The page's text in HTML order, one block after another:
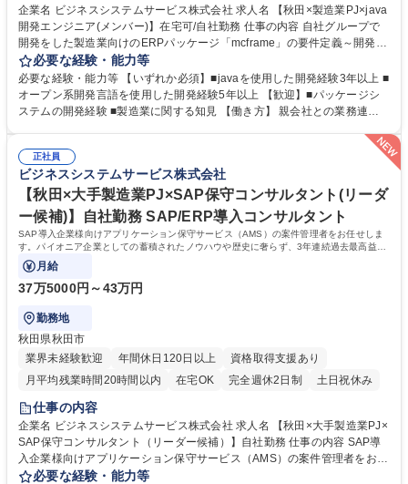
企業名 ビジネスシステムサービス株式会社 求人名 【秋田×製造業PJ×java
開発エンジニア(メンバー)】在宅可/自社勤務 仕事の内容 自社グループで
開発をした製造業向けのERPパッケージ「mcframe」の要件定義～開発導
入～保守運用をお任せします。カスタマイズ力が強みであるERPのため、
様々な工程に携われます。 【具体的な仕事内容】 ●mcframeの導入 ●mcfr
ame導入後の運用・保守 ●mcframeの製品開発 ●mcframeの製品保守、ト
レーニング 等 【入社後】 1～2ヵ月間の研修に入ります。内容はjava言語
製造業PJ×java開発エンジニア(メンバー)】在宅可/自社勤務
必要な経験・能力等
必要な経験・能力等 【いずれか必須】■javaを使用した開発経験3年以上 ■
オープン系開発言語を使用した開発経験5年以上 【歓迎】■パッケージシ
ステムの開発経験 ■製造業に関する知見 【働き方】 親会社との業務連携
客が多く、中小規模ながら大手企業の案件に上流から参画できる環境で
す。「社員の力」が「会社の力」と捉え、働き方や制度改革等実際に社員
の働きやすさ向上を目的とした組織改善への取り組みを日々行っていま
す。(現在はエンゲージメント施策を強化中) 学歴・資格 学歴：大学院 大
学 高専 短大 専修学校 高校 語学力： 資格：
正社員
ビジネスシステムサービス株式会社
【秋田×大手製造業PJ×SAP保守コンサルタント(リーダ
ー候補)】自社勤務 SAP/ERP導入コンサルタント
SAP導入企業様向けアプリケーション保守サービス（AMS）の案件管理者をお任せしま
す。パイオニア企業としての蓄積されたノウハウや歴史に奢らず、3年連続過去最高益を
上げるなど今でも成長中の企業です。
月給
37万5000円～43万円
勤務地
秋田県秋田市
業界未経験歓迎
年間休日120日以上
資格取得支援あり
月平均残業時間20時間以内
在宅OK 完全週休2日制 土日祝休み
仕事の内容
企業名 ビジネスシステムサービス株式会社 求人名 【秋田×大手製造業PJ×
SAP保守コンサルタント（リーダー候補）】自社勤務 仕事の内容 SAP導
入企業様向けアプリケーション保守サービス（AMS）の案件管理者をお任
せします。パイオニア企業としての蓄積されたノウハウや歴史に奢らず、
必要な経験・能力等